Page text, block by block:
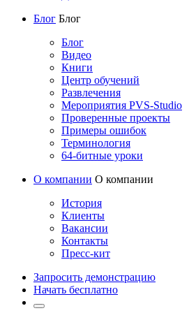
Блог Блог
Блог
Видео
Книги
Центр обучений
Развлечения
Мероприятия PVS-Studio
Проверенные проекты
Примеры ошибок
Терминология
64-битные уроки
О компании О компании
История
Клиенты
Вакансии
Контакты
Пресс-кит
Запросить демонстрацию
Начать бесплатно